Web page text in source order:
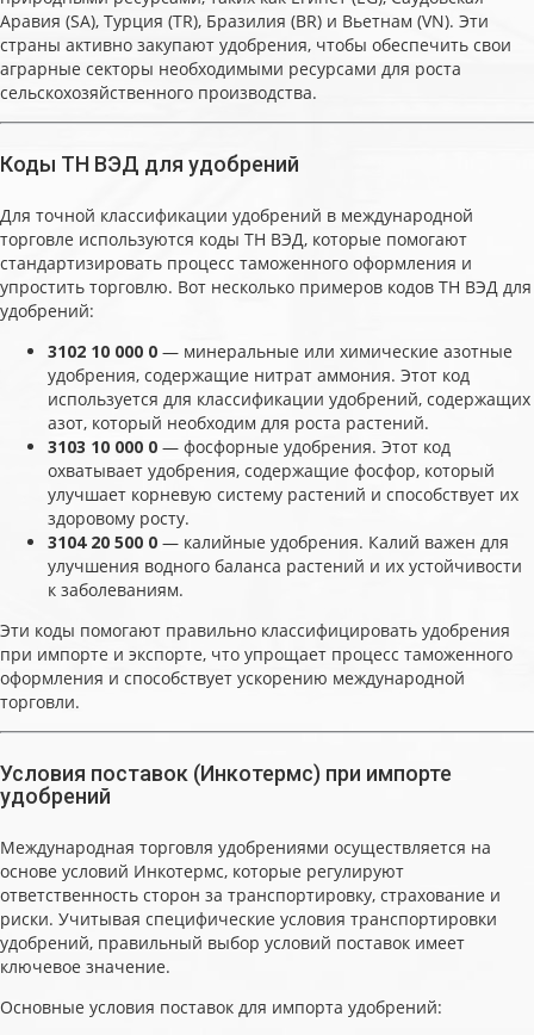
Аравия (SA), Турция (TR), Бразилия (BR) и Вьетнам (VN). Эти
страны активно закупают удобрения, чтобы обеспечить свои
аграрные секторы необходимыми ресурсами для роста
сельскохозяйственного производства.
Коды ТН ВЭД для удобрений
Для точной классификации удобрений в международной
торговле используются коды ТН ВЭД, которые помогают
стандартизировать процесс таможенного оформления и
упростить торговлю. Вот несколько примеров кодов ТН ВЭД для
удобрений:
3102 10 000 0 — минеральные или химические азотные
удобрения, содержащие нитрат аммония. Этот код
используется для классификации удобрений, содержащих
азот, который необходим для роста растений.
3103 10 000 0 — фосфорные удобрения. Этот код
охватывает удобрения, содержащие фосфор, который
улучшает корневую систему растений и способствует их
здоровому росту.
3104 20 500 0 — калийные удобрения. Калий важен для
улучшения водного баланса растений и их устойчивости
к заболеваниям.
Эти коды помогают правильно классифицировать удобрения
при импорте и экспорте, что упрощает процесс таможенного
оформления и способствует ускорению международной
торговли.
Условия поставок (Инкотермс) при импорте
удобрений
Международная торговля удобрениями осуществляется на
основе условий Инкотермс, которые регулируют
ответственность сторон за транспортировку, страхование и
риски. Учитывая специфические условия транспортировки
удобрений, правильный выбор условий поставок имеет
ключевое значение.
Основные условия поставок для импорта удобрений: